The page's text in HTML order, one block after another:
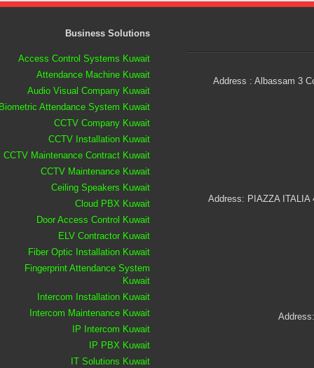
Address : Albassam 3
Address: PIAZZA ITALIA
Business Solutions
Access Control Systems Kuwait
Attendance Machine Kuwait
Audio Visual Company Kuwait
Biometric Attendance System Kuwait
CCTV Company Kuwait
CCTV Installation Kuwait
CCTV Maintenance Contract Kuwait
CCTV Maintenance Kuwait
Ceiling Speakers Kuwait
Cloud PBX Kuwait
Door Access Control Kuwait
ELV Contractor Kuwait
Fiber Optic Installation Kuwait
Fingerprint Attendance System
Kuwait
Intercom Installation Kuwait
Intercom Maintenance Kuwait
IP Intercom Kuwait
IP PBX Kuwait
IT Solutions Kuwait